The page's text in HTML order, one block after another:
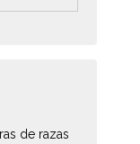
de razas